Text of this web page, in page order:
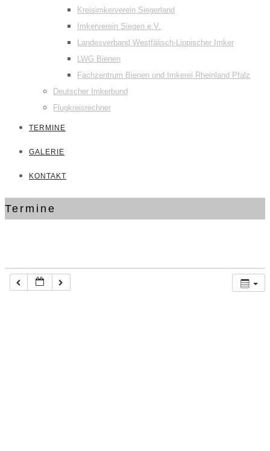
Kreisimkerverein Siegerland
Imkerverein Siegen e.V.
Landesverband Westfälisch-Lippischer Imker
LWG Bienen
Fachzentrum Bienen und Imkerei Rheinland Pfalz
Deutscher Imkerbund
Flugkreisrechner
TERMINE
GALERIE
KONTAKT
Termine